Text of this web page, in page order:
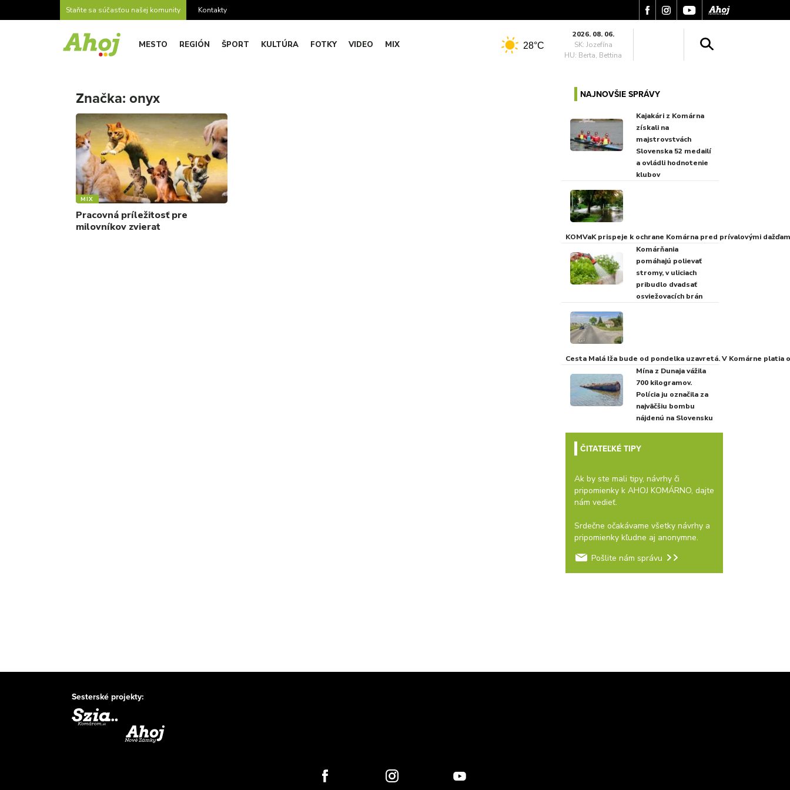
Staňte sa súčasťou našej komunity Kontakty
MESTO REGIÓN ŠPORT KULTÚRA FOTKY VIDEO MIX 28°C
2026. 08. 06.
SK: Jozefína
HU: Berta, Bettina
Značka: onyx
MIX
Pracovná príležitosť pre
milovníkov zvierat
NAJNOVŠIE SPRÁVY
Kajakári z Komárna
získali na
majstrovstvách
Slovenska 52 medailí
a ovládli hodnotenie
klubov
KOMVaK prispeje k ochrane Komárna pred prívalovými
Komárňania
pomáhajú polievať
stromy, v uliciach
pribudlo dvadsať
osviežovacích brán
Cesta Malá Iža bude od pondelka uzavretá. V Komárne platia
Mína z Dunaja vážila
700 kilogramov.
Polícia ju označila za
najväčšiu bombu
nájdenú na Slovensku
ČITATEĽKÉ TIPY
Ak by ste mali tipy, návrhy či
pripomienky k AHOJ KOMÁRNO, dajte
nám vedieť.
Srdečne očakávame všetky návrhy a
pripomienky kľudne aj anonymne.
Pošlite nám správu
Sesterské projekty: